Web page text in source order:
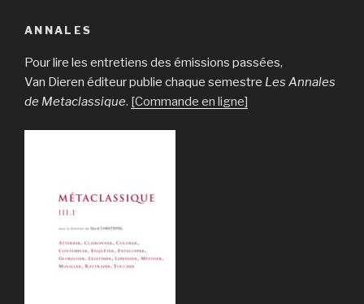
ANNALES
Pour lire les entretiens des émissions passées,
Van Dieren éditeur publie chaque semestre Les Annales
de Metaclassique. [Commande en ligne]